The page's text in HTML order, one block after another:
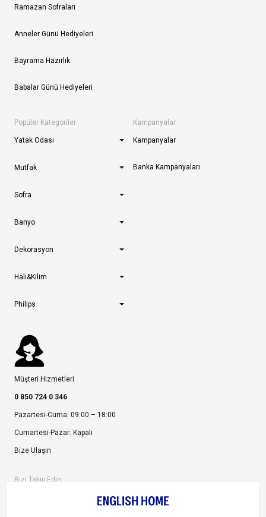
Ramazan Sofraları
Anneler Günü Hediyeleri
Bayrama Hazırlık
Babalar Günü Hediyeleri
Popüler Kategoriler
Yatak Odası
Mutfak
Sofra
Banyo
Dekorasyon
Halı&Kilim
Philips
Kampanyalar
Kampanyalar
Banka Kampanyaları
Müşteri Hizmetleri
0 850 724 0 346
Pazartesi-Cuma: 09:00 – 18:00
Cumartesi-Pazar: Kapalı
Bize Ulaşın
Bizi Takip Edin